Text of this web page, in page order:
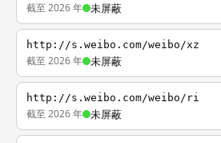
截至 2026 年 未屏蔽
http://s.weibo.com/weibo/xz
截至 2026 年 未屏蔽
http://s.weibo.com/weibo/ri
截至 2026 年 未屏蔽